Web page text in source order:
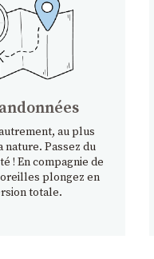
au plus
nature. Passez du
! En compagnie de
plongez en
totale.